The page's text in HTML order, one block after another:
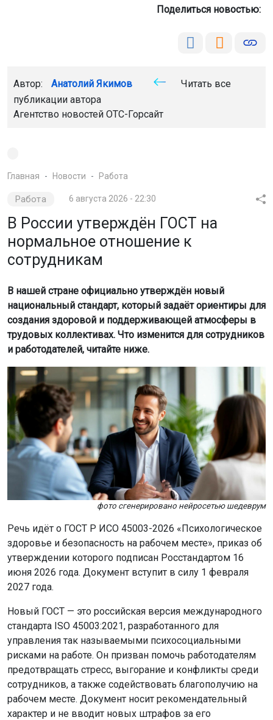
Поделиться новостью:
Автор: Анатолий Якимов
Читать все
публикации автора
Агентство новостей ОТС-Горсайт
Главная Новости Работа
Работа 6 августа 2026 - 22:30
В России утверждён ГОСТ на
нормальное отношение к
сотрудникам
В нашей стране официально утверждён новый
национальный стандарт, который задаёт ориентиры для
создания здоровой и поддерживающей атмосферы в
трудовых коллективах. Что изменится для сотрудников
и работодателей, читайте ниже.
фото сгенерировано нейросетью шедеврум
Речь идёт о ГОСТ Р ИСО 45003-2026 «Психологическое
здоровье и безопасность на рабочем месте», приказ об
утверждении которого подписан Росстандартом 16
июня 2026 года. Документ вступит в силу 1 февраля
2027 года.
Новый ГОСТ — это российская версия международного
стандарта ISO 45003:2021, разработанного для
управления так называемыми психосоциальными
рисками на работе. Он призван помочь работодателям
предотвращать стресс, выгорание и конфликты среди
сотрудников, а также содействовать благополучию на
рабочем месте. Документ носит рекомендательный
характер и не вводит новых штрафов за его